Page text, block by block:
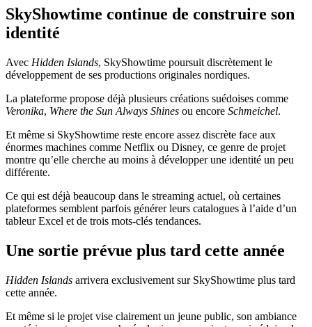
SkyShowtime continue de construire son
identité
Avec Hidden Islands, SkyShowtime poursuit discrètement le
développement de ses productions originales nordiques.
La plateforme propose déjà plusieurs créations suédoises comme
Veronika, Where the Sun Always Shines ou encore Schmeichel.
Et même si SkyShowtime reste encore assez discrète face aux
énormes machines comme Netflix ou Disney, ce genre de projet
montre qu’elle cherche au moins à développer une identité un peu
différente.
Ce qui est déjà beaucoup dans le streaming actuel, où certaines
plateformes semblent parfois générer leurs catalogues à l’aide d’un
tableur Excel et de trois mots-clés tendances.
Une sortie prévue plus tard cette année
Hidden Islands arrivera exclusivement sur SkyShowtime plus tard
cette année.
Et même si le projet vise clairement un jeune public, son ambiance